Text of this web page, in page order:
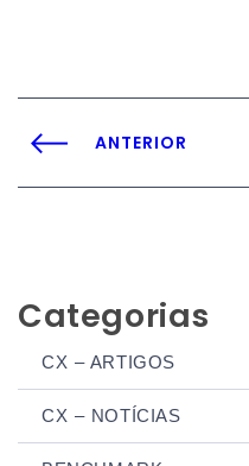
Categorias
CX – ARTIGOS
CX – NOTÍCIAS
ANTERIOR